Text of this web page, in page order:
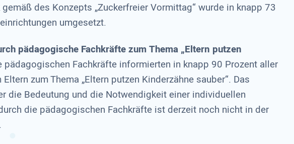
des Konzepts „Zuckerfreier Vormittag“ wurde in knapp 73
umgesetzt.
pädagogische Fachkräfte zum Thema „Eltern putzen
pädagogischen Fachkräfte informierten in knapp 90 Prozent aller
zum Thema „Eltern putzen Kinderzähne sauber“. Das
die Bedeutung und die Notwendigkeit einer individuellen
die pädagogischen Fachkräfte ist derzeit noch nicht in der